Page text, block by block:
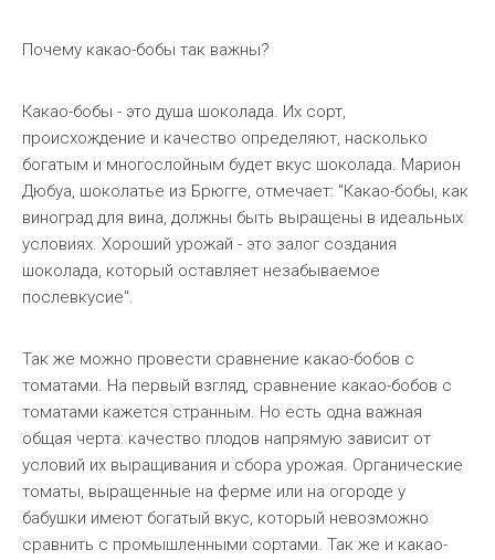
Почему какао-бобы так важны?
Какао-бобы - это душа шоколада. Их сорт,
происхождение и качество определяют, насколько
богатым и многослойным будет вкус шоколада. Марион
Дюбуа, шоколатье из Брюгге, отмечает: "Какао-бобы, как
виноград для вина, должны быть выращены в идеальных
условиях. Хороший урожай - это залог создания
шоколада, который оставляет незабываемое
послевкусие".
Так же можно провести сравнение какао-бобов с
томатами. На первый взгляд, сравнение какао-бобов с
томатами кажется странным. Но есть одна важная
общая черта: качество плодов напрямую зависит от
условий их выращивания и сбора урожая. Органические
томаты, выращенные на ферме или на огороде у
бабушки имеют богатый вкус, который невозможно
сравнить с промышленными сортами. Так же и какао-